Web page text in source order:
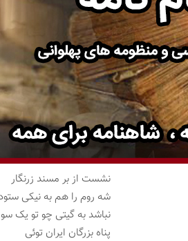
نشست از بر مسند زرنگار
شه روم را هم به نیکی
نباشد به گیتی چو تو یک
پناه بزرگان ایران توئی